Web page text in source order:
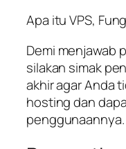
Apa itu VPS,
Demi menjawab
silakan simak
akhir agar Anda
hosting dan
penggunaannya.